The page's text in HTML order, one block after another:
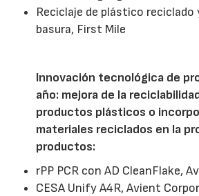
Reciclaje de plástico reciclado
basura, First Mile
Innovación tecnológica de
año: mejora de la
productos plásticos o
materiales reciclados en la
productos:
rPP PCR con AD CleanFlake,
CESA Unify A4R, Avient